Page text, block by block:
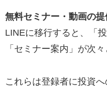
無料セミナー・動画の提
LINEに移行すると、「
「セミナー案内」が次
これらは登録者に投資